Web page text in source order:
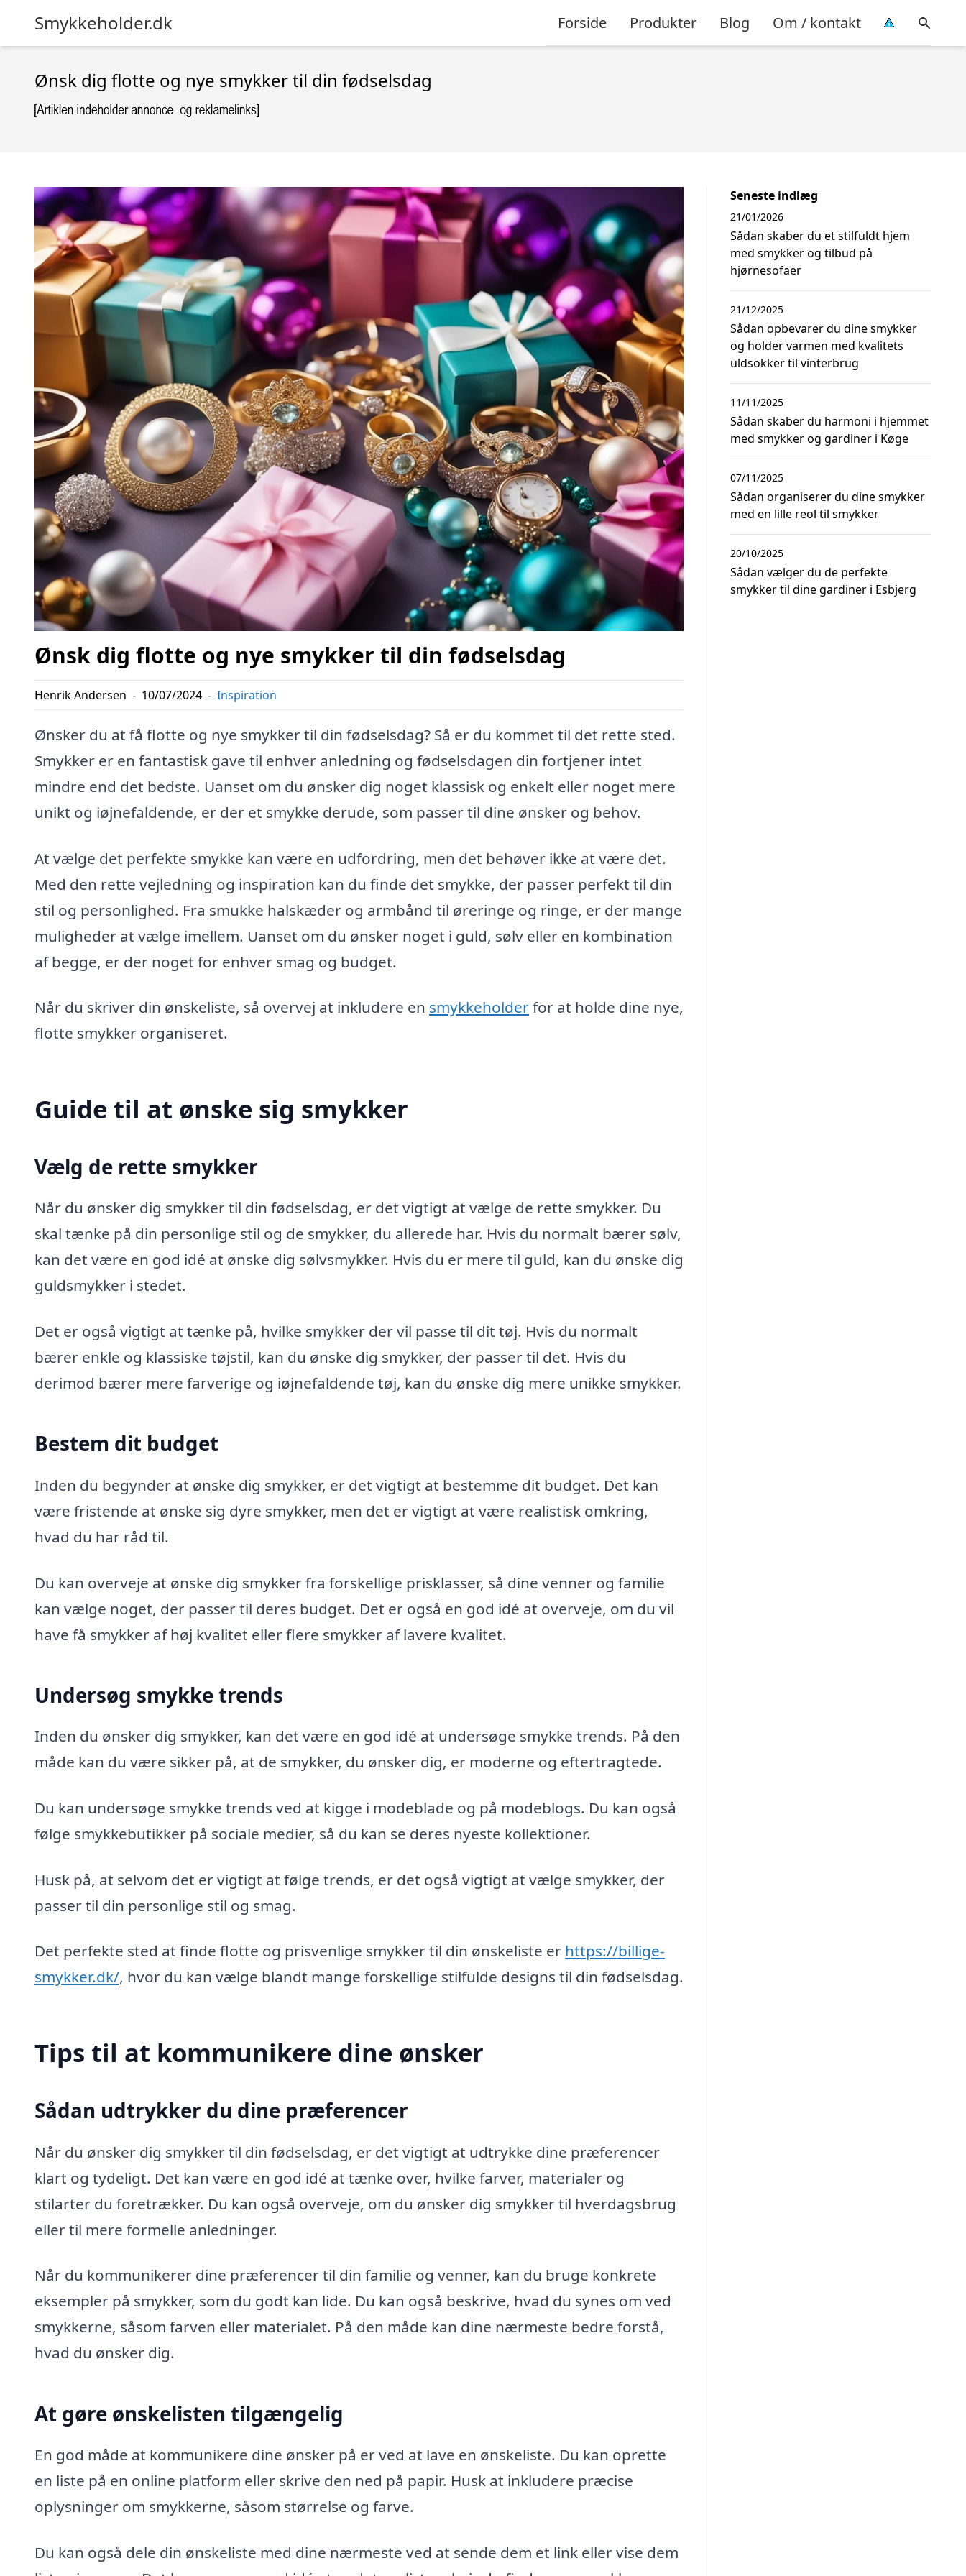
Smykkeholder.dk Forside Produkter Blog Om / kontakt
Ønsk dig flotte og nye smykker til din fødselsdag
Ønsk dig flotte og nye smykker til din fødselsdag
Henrik Andersen - 10/07/2024 - Inspiration
Ønsker du at få flotte og nye smykker til din fødselsdag? Så er du kommet til det rette sted.
Smykker er en fantastisk gave til enhver anledning og fødselsdagen din fortjener intet
mindre end det bedste. Uanset om du ønsker dig noget klassisk og enkelt eller noget mere
unikt og iøjnefaldende, er der et smykke derude, som passer til dine ønsker og behov.
At vælge det perfekte smykke kan være en udfordring, men det behøver ikke at være det.
Med den rette vejledning og inspiration kan du finde det smykke, der passer perfekt til din
stil og personlighed. Fra smukke halskæder og armbånd til øreringe og ringe, er der mange
muligheder at vælge imellem. Uanset om du ønsker noget i guld, sølv eller en kombination
af begge, er der noget for enhver smag og budget.
Når du skriver din ønskeliste, så overvej at inkludere en smykkeholderfor at holde dine nye,
flotte smykker organiseret.
Guide til at ønske sig smykker
Vælg de rette smykker
Når du ønsker dig smykker til din fødselsdag, er det vigtigt at vælge de rette smykker. Du
skal tænke på din personlige stil og de smykker, du allerede har. Hvis du normalt bærer sølv,
kan det være en god idé at ønske dig sølvsmykker. Hvis du er mere til guld, kan du ønske dig
guldsmykker i stedet.
Det er også vigtigt at tænke på, hvilke smykker der vil passe til dit tøj. Hvis du normalt
bærer enkle og klassiske tøjstil, kan du ønske dig smykker, der passer til det. Hvis du
derimod bærer mere farverige og iøjnefaldende tøj, kan du ønske dig mere unikke smykker.
Bestem dit budget
Inden du begynder at ønske dig smykker, er det vigtigt at bestemme dit budget. Det kan
være fristende at ønske sig dyre smykker, men det er vigtigt at være realistisk omkring,
hvad du har råd til.
Du kan overveje at ønske dig smykker fra forskellige prisklasser, så dine venner og familie
kan vælge noget, der passer til deres budget. Det er også en god idé at overveje, om du vil
have få smykker af høj kvalitet eller flere smykker af lavere kvalitet.
Undersøg smykke trends
Inden du ønsker dig smykker, kan det være en god idé at undersøge smykke trends. På den
måde kan du være sikker på, at de smykker, du ønsker dig, er moderne og eftertragtede.
Du kan undersøge smykke trends ved at kigge i modeblade og på modeblogs. Du kan også
følge smykkebutikker på sociale medier, så du kan se deres nyeste kollektioner.
Husk på, at selvom det er vigtigt at følge trends, er det også vigtigt at vælge smykker, der
passer til din personlige stil og smag.
Det perfekte sted at finde flotte og prisvenlige smykker til din ønskeliste er https://billige-
smykker.dk/, hvor du kan vælge blandt mange forskellige stilfulde designs til din fødselsdag.
Tips til at kommunikere dine ønsker
Sådan udtrykker du dine præferencer
Når du ønsker dig smykker til din fødselsdag, er det vigtigt at udtrykke dine præferencer
klart og tydeligt. Det kan være en god idé at tænke over, hvilke farver, materialer og
stilarter du foretrækker. Du kan også overveje, om du ønsker dig smykker til hverdagsbrug
eller til mere formelle anledninger.
Når du kommunikerer dine præferencer til din familie og venner, kan du bruge konkrete
eksempler på smykker, som du godt kan lide. Du kan også beskrive, hvad du synes om ved
smykkerne, såsom farven eller materialet. På den måde kan dine nærmeste bedre forstå,
hvad du ønsker dig.
At gøre ønskelisten tilgængelig
En god måde at kommunikere dine ønsker på er ved at lave en ønskeliste. Du kan oprette
en liste på en online platform eller skrive den ned på papir. Husk at inkludere præcise
oplysninger om smykkerne, såsom størrelse og farve.
Du kan også dele din ønskeliste med dine nærmeste ved at sende dem et link eller vise dem
Seneste indlæg
Sådan skaber du et stilfuldt hjem
med smykker og tilbud på
hjørnesofaer
21/01/2026
Sådan opbevarer du dine smykker
og holder varmen med kvalitets
uldsokker til vinterbrug
21/12/2025
Sådan skaber du harmoni i hjemmet
med smykker og gardiner i Køge
11/11/2025
Sådan organiserer du dine smykker
med en lille reol til smykker
07/11/2025
Sådan vælger du de perfekte
smykker til dine gardiner i Esbjerg
20/10/2025